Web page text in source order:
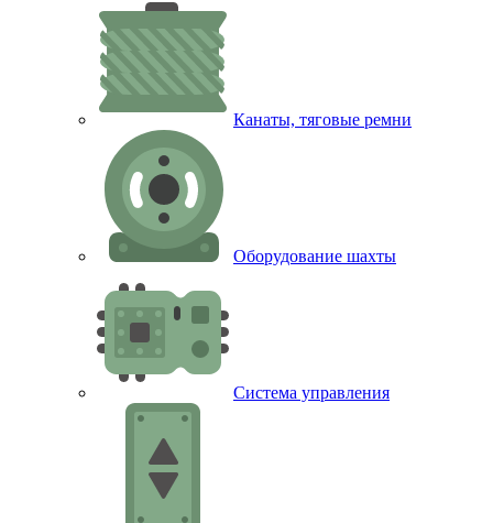
Канаты, тяговые ремни
Оборудование шахты
Система управления